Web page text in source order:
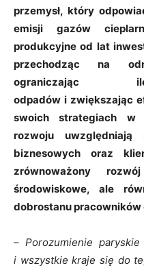
przemysł, który
emisji gazów
produkcyjne od lat
przechodząc na
ograniczając
odpadów i zwiększając
swoich strategiach w
rozwoju uwzględniają
biznesowych oraz
zrównoważony
środowiskowe, ale
dobrostanu pracowników
– Porozumienie
i wszystkie kraje się do